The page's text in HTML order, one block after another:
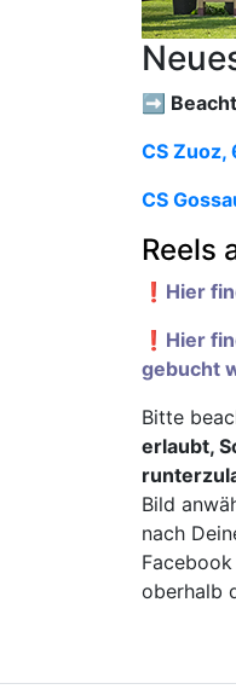
➡️
CS
CS
Reels
❗️Hier
❗️Hier
gebucht
Bitte
erlaubt,
Bild
nach
oberhalb